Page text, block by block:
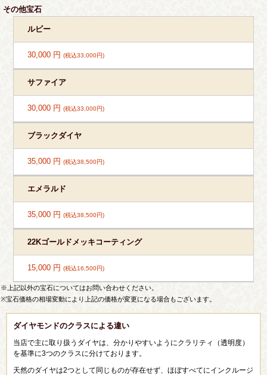
その他宝石
ルビー
30,000 円(税込33,000円)
サファイア
30,000 円(税込33,000円)
ブラックダイヤ
35,000 円(税込38,500円)
エメラルド
35,000 円(税込38,500円)
22Kゴールドメッキコーティング
15,000 円(税込16,500円)
※上記以外の宝石についてはお問い合わせください。
※宝石価格の相場変動により上記の価格が変更になる場合もございます。
ダイヤモンドのクラスによる違い
当店で主に取り扱うダイヤは、分かりやすいようにクラリティ（透明度）
を基準に3つのクラスに分けております。
天然のダイヤは2つとして同じものが存在せず、ほぼすべてにインクルージ